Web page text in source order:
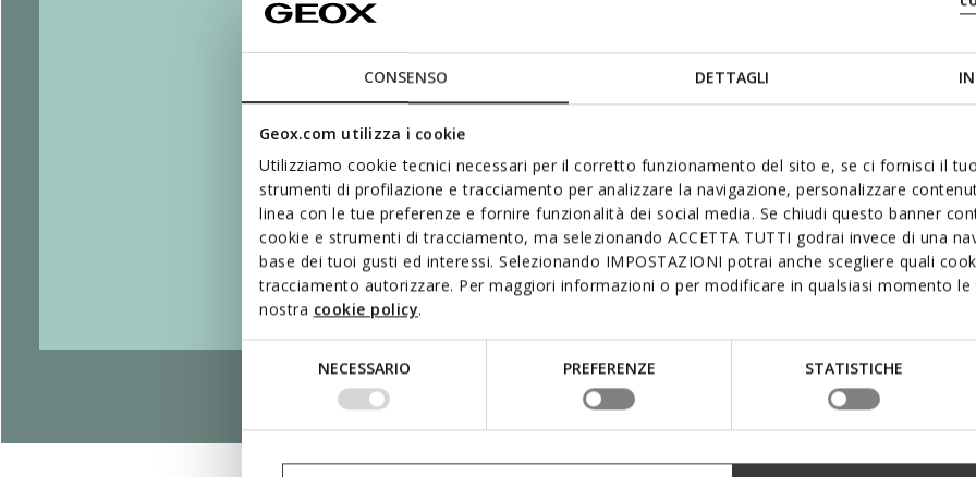
CONSENSO DETTAGLI
Geox.com utilizza i cookie
Utilizziamo cookie tecnici necessari per il corretto funzionamento del sito e, se ci fornisci il
strumenti di profilazione e tracciamento per analizzare la navigazione, personalizzare
linea con le tue preferenze e fornire funzionalità dei social media. Se chiudi questo banner
cookie e strumenti di tracciamento, ma selezionando ACCETTA TUTTI godrai invece di una
base dei tuoi gusti ed interessi. Selezionando IMPOSTAZIONI potrai anche scegliere quali
tracciamento autorizzare. Per maggiori informazioni o per modificare in qualsiasi momento
nostra cookie policy.
Selezione
NECESSARIO PREFERENZE STATISTICHE
La suola con
comfort a ogni
con una
ottimali. Grazie
distribuita
particolarmente